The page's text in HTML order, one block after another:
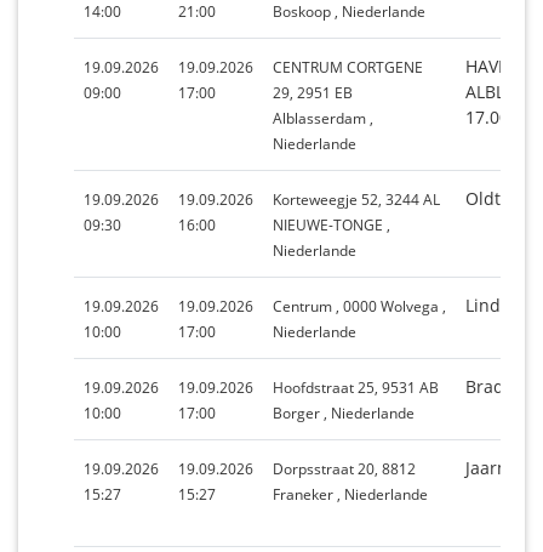
14:00
21:00
Boskoop , Niederlande
19.09.2026
09:00
19.09.2026
17:00
CENTRUM CORTGENE
29, 2951 EB
Alblasserdam ,
Niederlande
17.00
19.09.2026
09:30
19.09.2026
16:00
Korteweegje 52, 3244 AL
NIEUWE-TONGE ,
Niederlande
Oldtimer
19.09.2026
10:00
19.09.2026
17:00
Centrum , 0000 Wolvega ,
Niederlande
19.09.2026
10:00
19.09.2026
17:00
Hoofdstraat 25, 9531 AB
Borger , Niederlande
Braderie
19.09.2026
15:27
19.09.2026
15:27
Dorpsstraat 20, 8812
Franeker , Niederlande